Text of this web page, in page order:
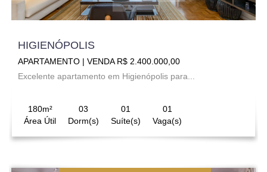
HIGIENÓPOLIS
APARTAMENTO | VENDA R$ 2.400.000,00
Excelente apartamento em Higienópolis para...
180m²
Área Útil
03
Dorm(s)
01
Suíte(s)
01
Vaga(s)